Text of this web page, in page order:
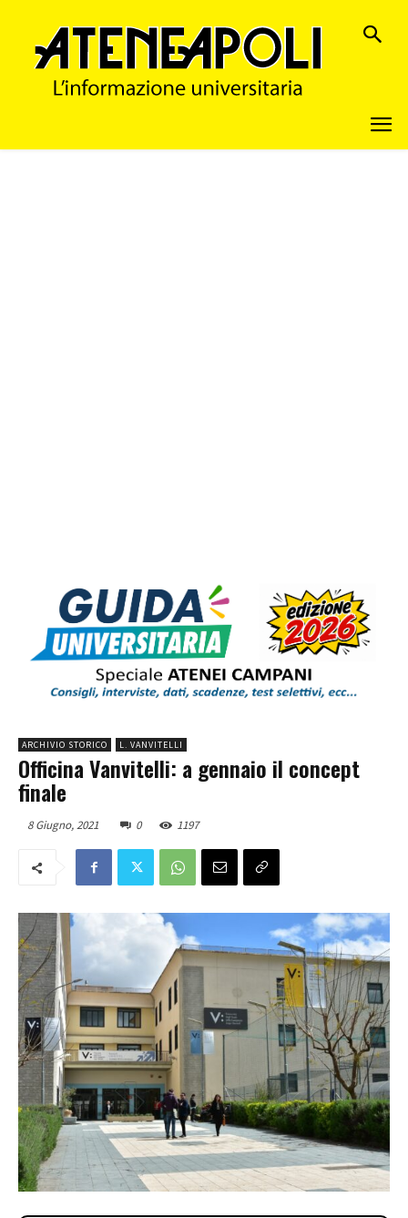
ARCHIVIO STORICO L. VANVITELLI
Officina Vanvitelli: a gennaio il concept
finale
8 Giugno, 2021 0 1197